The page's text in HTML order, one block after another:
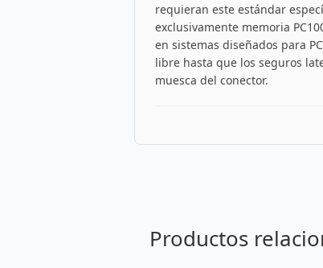
requieran este estándar
exclusivamente memoria
en sistemas diseñados para
libre hasta que los seguros
muesca del conector.
Productos